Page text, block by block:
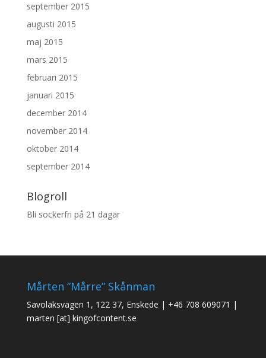
september 2015
augusti 2015
maj 2015
mars 2015
februari 2015
januari 2015
december 2014
november 2014
oktober 2014
september 2014
Blogroll
Bli sockerfri på 21 dagar
Mårten ”Mårre” Skånman
Savolaksvägen 1, 122 37, Enskede | +46 708 609071 |
marten [at] kingofcontent.se